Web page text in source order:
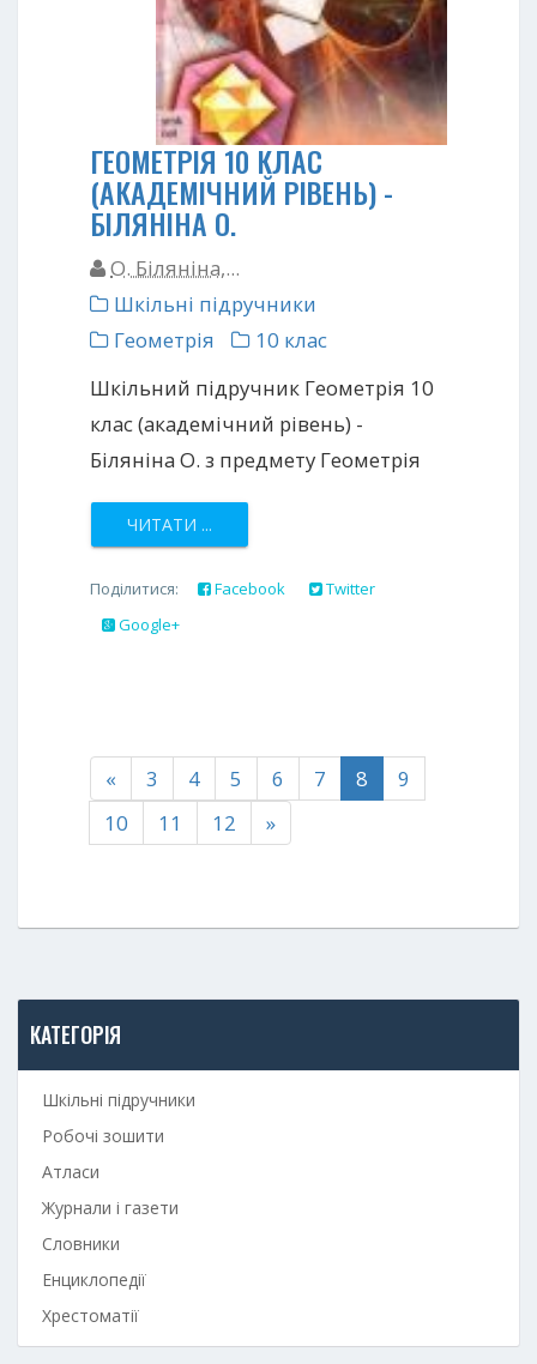
ГЕОМЕТРІЯ 10 КЛАС
(АКАДЕМІЧНИЙ РІВЕНЬ) -
БІЛЯНІНА О.
O. Біляніна,...
Шкільні підручники
Геометрія
10 клас
Шкільний підручник Геометрія 10
клас (академічний рівень) -
Біляніна О. з предмету Геометрія
ЧИТАТИ ...
Поділитися: Facebook
Twitter
Google+
« 3 4 5 6 7 8
9
10
11 12 »
КАТЕГОРІЯ
Шкільні підручники
Робочі зошити
Атласи
Журнали і газети
Словники
Енциклопедії
Хрестоматії